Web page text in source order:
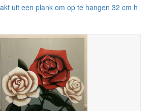
uit een plank om op te hangen 32 cm h